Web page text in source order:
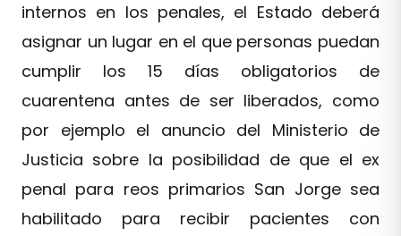
internos en los penales, el Estado deberá
asignar un lugar en el que personas puedan
cumplir los 15 días obligatorios de
cuarentena antes de ser liberados, como
por ejemplo el anuncio del Ministerio de
Justicia sobre la posibilidad de que el ex
penal para reos primarios San Jorge sea
habilitado para recibir pacientes con